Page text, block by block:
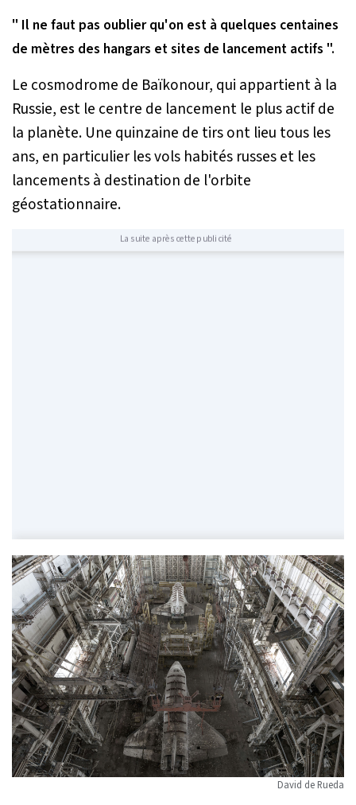
" Il ne faut pas oublier qu'on est à quelques centaines
de mètres des hangars et sites de lancement actifs ".
Le cosmodrome de Baïkonour, qui appartient à la
Russie, est le centre de lancement le plus actif de
la planète. Une quinzaine de tirs ont lieu tous les
ans, en particulier les vols habités russes et les
lancements à destination de l'orbite
géostationnaire.
La suite après cette publicité
David de Rueda